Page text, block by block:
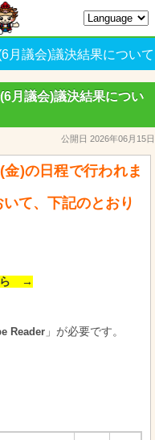
シャルサイト
月議会)議決結果について
月議会)議決結果につい
公開日 2026年06月15日
)の日程で行われま
て、下記のとおり
ら →
Reader 」が必要です。